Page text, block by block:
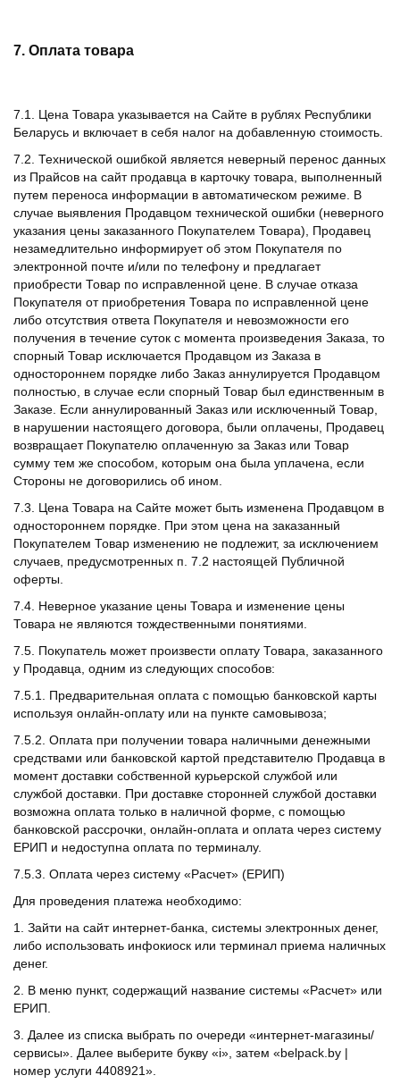
7. Оплата товара
7.1. Цена Товара указывается на Сайте в рублях Республики
Беларусь и включает в себя налог на добавленную стоимость.
7.2. Технической ошибкой является неверный перенос данных
из Прайсов на сайт продавца в карточку товара, выполненный
путем переноса информации в автоматическом режиме. В
случае выявления Продавцом технической ошибки (неверного
указания цены заказанного Покупателем Товара), Продавец
незамедлительно информирует об этом Покупателя по
электронной почте и/или по телефону и предлагает
приобрести Товар по исправленной цене. В случае отказа
Покупателя от приобретения Товара по исправленной цене
либо отсутствия ответа Покупателя и невозможности его
получения в течение суток с момента произведения Заказа, то
спорный Товар исключается Продавцом из Заказа в
одностороннем порядке либо Заказ аннулируется Продавцом
полностью, в случае если спорный Товар был единственным в
Заказе. Если аннулированный Заказ или исключенный Товар,
в нарушении настоящего договора, были оплачены, Продавец
возвращает Покупателю оплаченную за Заказ или Товар
сумму тем же способом, которым она была уплачена, если
Стороны не договорились об ином.
7.3. Цена Товара на Сайте может быть изменена Продавцом в
одностороннем порядке. При этом цена на заказанный
Покупателем Товар изменению не подлежит, за исключением
случаев, предусмотренных п. 7.2 настоящей Публичной
оферты.
7.4. Неверное указание цены Товара и изменение цены
Товара не являются тождественными понятиями.
7.5. Покупатель может произвести оплату Товара, заказанного
у Продавца, одним из следующих способов:
7.5.1. Предварительная оплата с помощью банковской карты
используя онлайн-оплату или на пункте самовывоза;
7.5.2. Оплата при получении товара наличными денежными
средствами или банковской картой представителю Продавца в
момент доставки собственной курьерской службой или
службой доставки. При доставке сторонней службой доставки
возможна оплата только в наличной форме, с помощью
банковской рассрочки, онлайн-оплата и оплата через систему
ЕРИП и недоступна оплата по терминалу.
7.5.3. Оплата через систему «Расчет» (ЕРИП)
Для проведения платежа необходимо:
1. Зайти на сайт интернет-банка, системы электронных денег,
либо использовать инфокиоск или терминал приема наличных
денег.
2. В меню пункт, содержащий название системы «Расчет» или
ЕРИП.
3. Далее из списка выбрать по очереди «интернет-магазины/
сервисы». Далее выберите букву «i», затем «belpack.by |
номер услуги 4408921».